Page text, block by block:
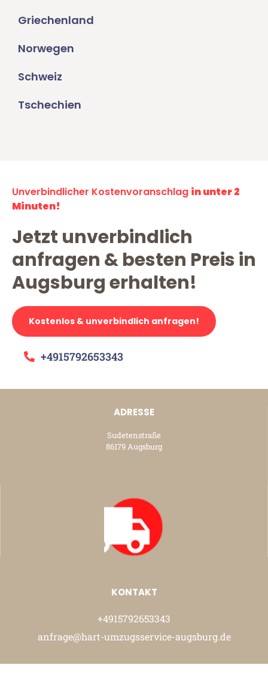
Griechenland
Norwegen
Schweiz
Tschechien
Unverbindlicher Kostenvoranschlag in unter 2
Minuten!
Jetzt unverbindlich
anfragen & besten Preis in
Augsburg erhalten!
Kostenlos & unverbindlich anfragen!
+4915792653343
ADRESSE
Sudetenstraße
86179 Augsburg
KONTAKT
+4915792653343
anfrage@hart-umzugsservice-augsburg.de